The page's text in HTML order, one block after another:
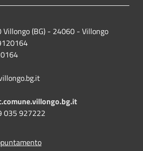
(BG) - 24060 - Villongo
035 927222